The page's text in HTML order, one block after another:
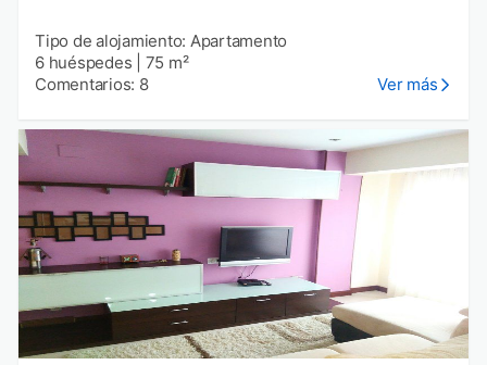
Tipo de alojamiento: Apartamento
6 huéspedes
75 m²
Comentarios: 8
Ver más